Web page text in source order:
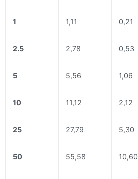
1 1,11 0,21
2.5 2,78 0,53
5 5,56 1,06
10 11,12 2,12
25 27,79 5,30
50 55,58 10,60